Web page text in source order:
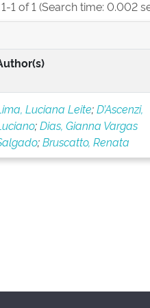
1 of 1 (Search time: 0.002
Luciana Leite;D’Ascenzi,
;Dias, Gianna Vargas
;Bruscatto, Renata